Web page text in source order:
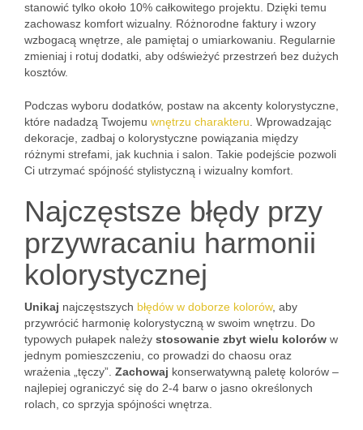
stanowić tylko około 10% całkowitego projektu. Dzięki temu
zachowasz komfort wizualny. Różnorodne faktury i wzory
wzbogacą wnętrze, ale pamiętaj o umiarkowaniu. Regularnie
zmieniaj i rotuj dodatki, aby odświeżyć przestrzeń bez dużych
kosztów.
Podczas wyboru dodatków, postaw na akcenty kolorystyczne,
które nadadzą Twojemu wnętrzu charakteru . Wprowadzając
dekoracje, zadbaj o kolorystyczne powiązania między
różnymi strefami, jak kuchnia i salon. Takie podejście pozwoli
Ci utrzymać spójność stylistyczną i wizualny komfort.
Najczęstsze błędy przy
przywracaniu harmonii
kolorystycznej
Unikaj najczęstszych błędów w doborze kolorów, aby
przywrócić harmonię kolorystyczną w swoim wnętrzu. Do
typowych pułapek należy stosowanie zbyt wielu kolorów w
jednym pomieszczeniu, co prowadzi do chaosu oraz
wrażenia „tęczy”. Zachowaj konserwatywną paletę kolorów –
najlepiej ograniczyć się do 2-4 barw o jasno określonych
rolach, co sprzyja spójności wnętrza.